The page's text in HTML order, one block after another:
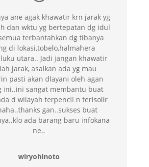
ane agak khawatir krn jarak yg
dan wktu yg bertepatan dg idul
terbantahkan dg tibanya
di lokasi,tobelo,halmahera
utara.. Jadi jangan khawatir
jarak, asalkan ada yg mau
pasti akan dlayani oleh agan
ini..ini sangat membantu buat
d wilayah terpencil n terisolir
gan..sukses buat
ada barang baru infokana
ne..
wiryohinoto